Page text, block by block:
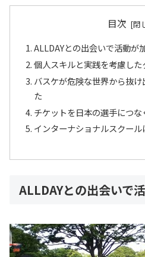
目次
ALLDAYとの出会いで活動が
個人スキルと実践を考慮した
バスケが危険な世界から抜
た
チケットを日本の選手につな
インターナショナルスクー
ALLDAYとの出会いで